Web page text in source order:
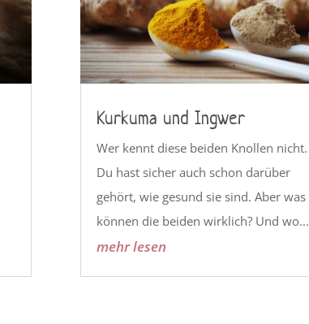
Kurkuma und Ingwer
Wer kennt diese beiden Knollen nicht.
Du hast sicher auch schon darüber
gehört, wie gesund sie sind. Aber was
können die beiden wirklich? Und wo...
mehr lesen